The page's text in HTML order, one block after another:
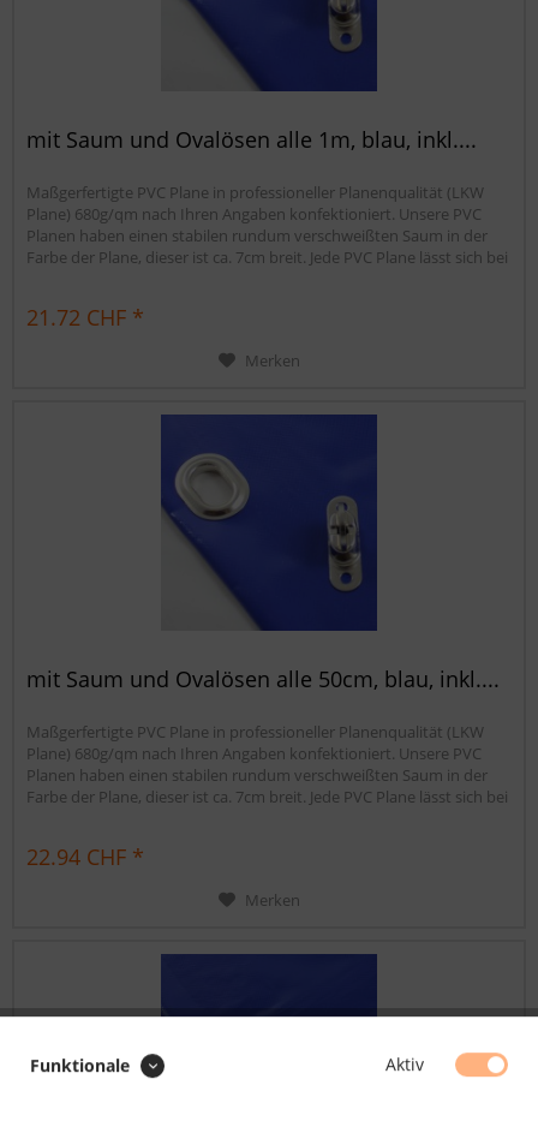
mit Saum und Ovalösen alle 1m, blau, inkl....
Maßgerfertigte PVC Plane in professioneller Planenqualität (LKW
Plane) 680g/qm nach Ihren Angaben konfektioniert. Unsere PVC
Planen haben einen stabilen rundum verschweißten Saum in der
Farbe der Plane, dieser ist ca. 7cm breit. Jede PVC Plane lässt sich bei
21.72 CHF *
Merken
mit Saum und Ovalösen alle 50cm, blau, inkl....
Maßgerfertigte PVC Plane in professioneller Planenqualität (LKW
Plane) 680g/qm nach Ihren Angaben konfektioniert. Unsere PVC
Planen haben einen stabilen rundum verschweißten Saum in der
Farbe der Plane, dieser ist ca. 7cm breit. Jede PVC Plane lässt sich bei
22.94 CHF *
Merken
Funktionale Aktiv